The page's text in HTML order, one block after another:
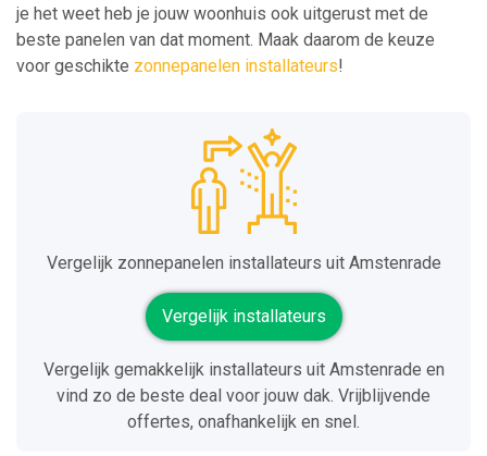
je het weet heb je jouw woonhuis ook uitgerust met de
beste panelen van dat moment. Maak daarom de keuze
voor geschikte zonnepanelen installateurs!
Vergelijk zonnepanelen installateurs uit Amstenrade
Vergelijk installateurs
Vergelijk gemakkelijk installateurs uit Amstenrade en
vind zo de beste deal voor jouw dak. Vrijblijvende
offertes, onafhankelijk en snel.